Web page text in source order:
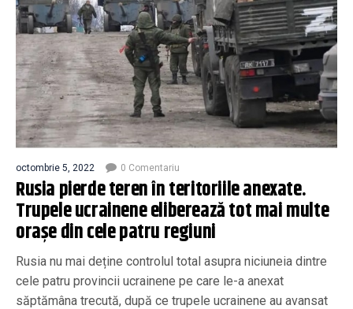
octombrie 5, 2022 0 Comentariu
Rusia pierde teren în teritoriile anexate.
Trupele ucrainene eliberează tot mai multe
orașe din cele patru regiuni
Rusia nu mai deține controlul total asupra niciuneia dintre
cele patru provincii ucrainene pe care le-a anexat
săptămâna trecută, după ce trupele ucrainene au avansat